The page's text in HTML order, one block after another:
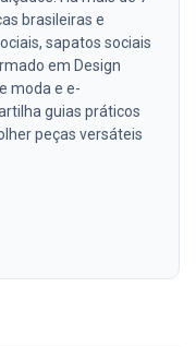
brasileiras e
sapatos sociais
em Design
moda e e-
guias práticos
peças versáteis